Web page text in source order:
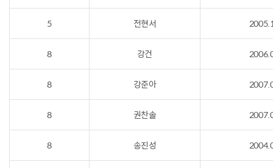
5 전현서
8 강건
8 강준아
8 권찬솔
8 송진성